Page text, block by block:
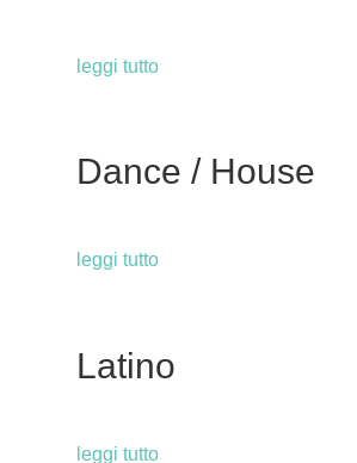
leggi tutto
Dance / House
leggi tutto
Latino
leggi tutto